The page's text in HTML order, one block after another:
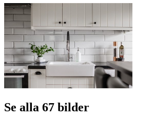
Se alla 67 bilder